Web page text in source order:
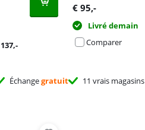
137,-
€ 95,-
Livré demain
Comparer
Échangegratuit 11 vrais magasins